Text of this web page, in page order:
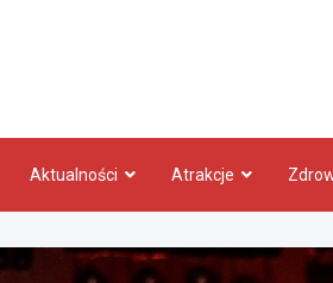
Aktualności Atrakcje